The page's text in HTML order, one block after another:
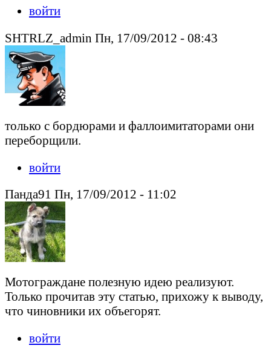
войти
SHTRLZ_admin Пн, 17/09/2012 - 08:43
только с бордюрами и фаллоимитаторами они
переборщили.
войти
Панда91 Пн, 17/09/2012 - 11:02
Мотограждане полезную идею реализуют.
Только прочитав эту статью, прихожу к выводу,
что чиновники их объегорят.
войти